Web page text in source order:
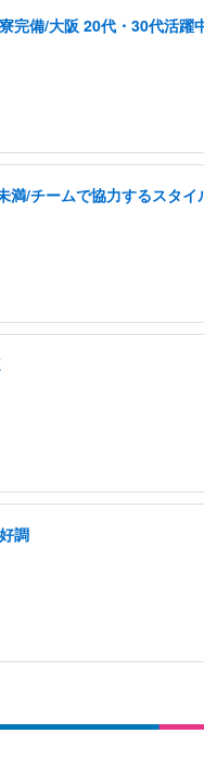
完備/大阪 20代・30代活躍
満/チームで協力するスタ
調